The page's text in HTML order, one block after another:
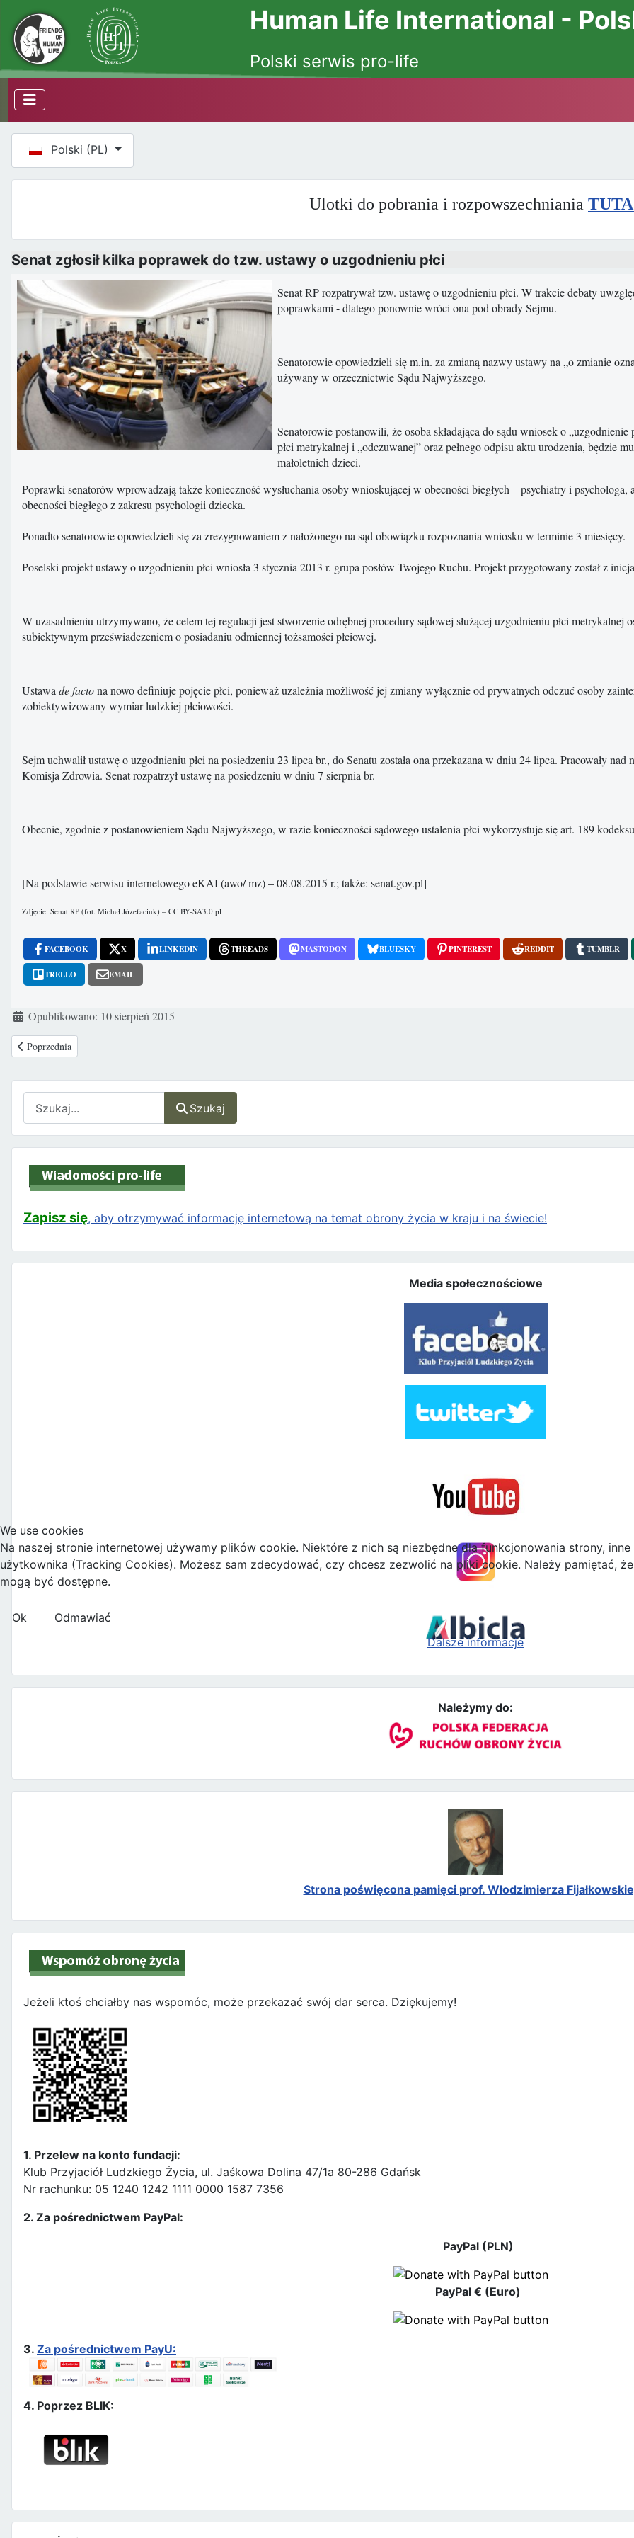
Human Life International -
Polski serwis pro-life
Szukaj
Zapisz się, aby otrzymywać informację internetową na temat obrony życia w kraju i na świecie!
Media społecznościowe
Należymy do:
Strona poświęcona pamięci prof. Włodzimierza
Jeżeli ktoś chciałby nas wspomóc, może przekazać swój dar serca. Dziękujemy!
1. Przelew na konto fundacji:
Klub Przyjaciół Ludzkiego Życia, ul. Jaśkowa Dolina 47/1a 80-286 Gdańsk
Nr rachunku: 05 1240 1242 1111 0000 1587 7356
2. Za pośrednictwem PayPal:
PayPal (PLN)
PayPal € (Euro)
3. Za pośrednictwem PayU:
4. Poprzez BLIK:
Wybierz swój język
Polski (PL)
Ulotki do pobrania i rozpowszechniania
Senat zgłosił kilka poprawek do tzw. ustawy o uzgodnieniu płci
Senat RP rozpatrywał tzw. ustawę o uzgodnieniu płci. W trakcie debaty
poprawkami - dlatego ponownie wróci ona pod obrady Sejmu.
Senatorowie opowiedzieli się m.in. za zmianą nazwy ustawy na „o zmianie
używany w orzecznictwie Sądu Najwyższego.
Senatorowie postanowili, że osoba składająca do sądu wniosek o
płci metrykalnej i „odczuwanej” oraz pełnego odpisu aktu urodzenia, będzie
małoletnich dzieci.
Poprawki senatorów wprowadzają także konieczność wysłuchania osoby wnioskującej w obecności biegłych – psychiatry i
obecności biegłego z zakresu psychologii dziecka.
Ponadto senatorowie opowiedzieli się za zrezygnowaniem z nałożonego na sąd obowiązku rozpoznania wniosku w terminie 3 miesięcy.
Poselski projekt ustawy o uzgodnieniu płci wniosła 3 stycznia 2013 r. grupa posłów Twojego Ruchu. Projekt przygotowany został z
W uzasadnieniu utrzymywano, że celem tej regulacji jest stworzenie odrębnej procedury sądowej służącej uzgodnieniu płci metrykalnej
subiektywnym przeświadczeniem o posiadaniu odmiennej tożsamości płciowej.
Ustawa de factona nowo definiuje pojęcie płci, ponieważ uzależnia możliwość jej zmiany wyłącznie od prywatnych odczuć osoby
zobiektywizowany wymiar ludzkiej płciowości.
Sejm uchwalił ustawę o uzgodnieniu płci na posiedzeniu 23 lipca br., do Senatu została ona przekazana w dniu 24 lipca. Pracowały
Komisja Zdrowia. Senat rozpatrzył ustawę na posiedzeniu w dniu 7 sierpnia br.
Obecnie, zgodnie z postanowieniem Sądu Najwyższego, w razie konieczności sądowego ustalenia płci wykorzystuje się art. 189
[Na podstawie serwisu internetowego eKAI (awo/ mz) – 08.08.2015 r.; także: senat.gov.pl]
Zdjęcie: Senat RP (fot. Michał Józefaciuk) – CC BY-SA3.0 pl
FACEBOOK X LINKEDIN THREADS MASTODON BLUESKY PINTEREST REDDIT TUMBLR
TRELLO EMAIL
Szczegóły
Opublikowano: 10 sierpień 2015
Poprzednia strona: Młodzi zaczynają rozumieć, czym jest aborcja
Poprzednia
We use cookies
Na naszej stronie internetowej używamy plików cookie. Niektóre z nich są niezbędne dla funkcjonowania strony,
użytkownika (Tracking Cookies). Możesz sam zdecydować, czy chcesz zezwolić na pliki cookie. Należy pamiętać,
mogą być dostępne.
Ok
Odmawiać
Dalsze informacje